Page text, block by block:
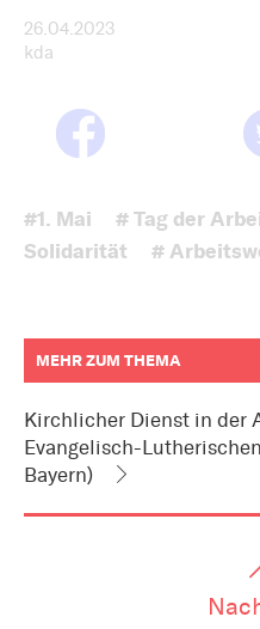
26.04.2023
kda
#1. Mai # Tag der
Solidarität
#
MEHR ZUM THEMA
zum
Artikel
Downloads
Links
Kirchlicher Dienst in der
Evangelisch-
Bayern)